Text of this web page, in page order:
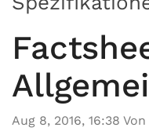
Aug 8, 2016, 16:38